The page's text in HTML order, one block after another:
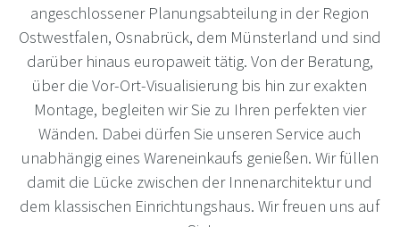
angeschlossener Planungsabteilung in der Region
Ostwestfalen, Osnabrück, dem Münsterland und sind
darüber hinaus europaweit tätig. Von der Beratung,
über die Vor-Ort-Visualisierung bis hin zur exakten
Montage, begleiten wir Sie zu Ihren perfekten vier
Wänden. Dabei dürfen Sie unseren Service auch
unabhängig eines Wareneinkaufs genießen. Wir füllen
damit die Lücke zwischen der Innenarchitektur und
dem klassischen Einrichtungshaus. Wir freuen uns auf